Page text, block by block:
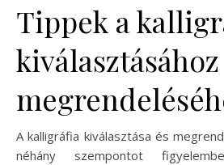
Tippek a
A kalligráfia kiválasztása és
néhány szempontot